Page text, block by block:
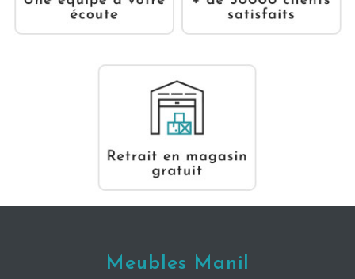
Meubles Manil